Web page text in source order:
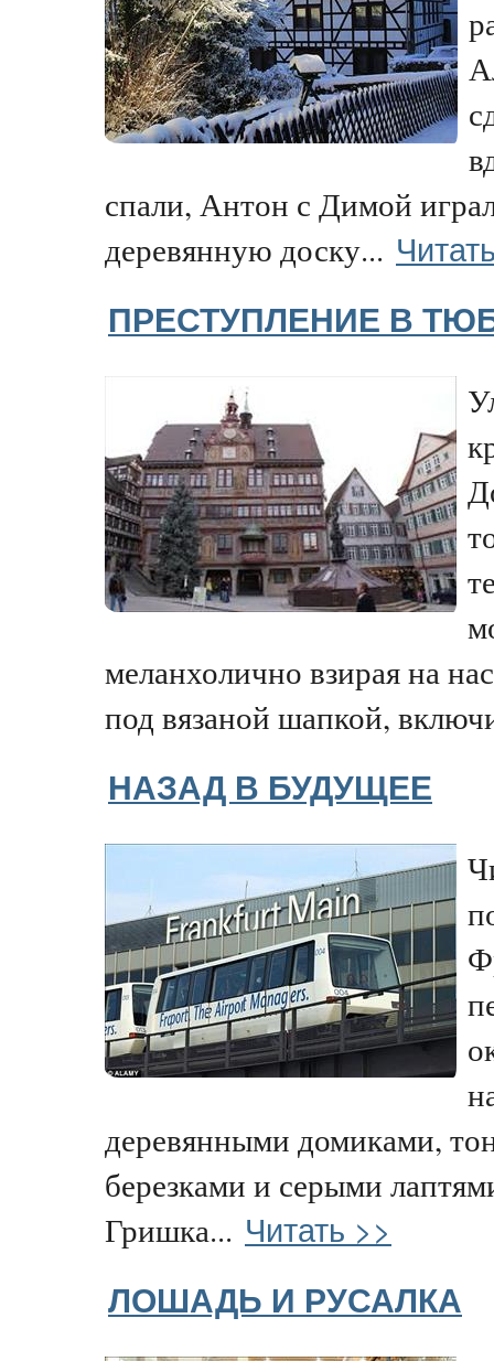
спали, Антон с Димой
деревянную доску...
ПРЕСТУПЛЕНИЕ В
меланхолично взирая на
под вязаной шапкой,
НАЗАД В БУДУЩЕЕ
деревянными домиками,
березками и серыми
Гришка... Читать >>
ЛОШАДЬ И РУСАЛКА